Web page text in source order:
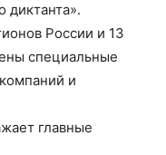
диктанта».
России и 13
специальные
и
главные